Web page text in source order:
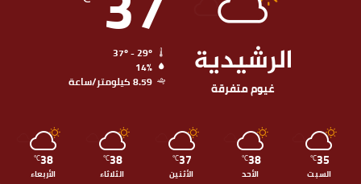
الرشيدية
غيوم متفرقة
14%
8.59 كيلومتر/ساعة
35
℃
السبت
38
℃
الأحد
37
℃
الأثنين
38
℃
الثلاثاء
38
℃
الأربعاء